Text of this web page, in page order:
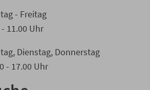
- Freitag
11.00 Uhr
Dienstag, Donnerstag
- 17.00 Uhr